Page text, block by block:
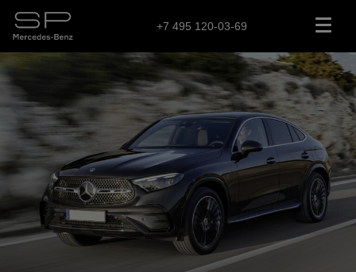
+7 495 120-03-69